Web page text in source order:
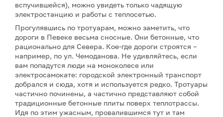
вспучившейся), можно увидеть только чадящую
электростанцию и работы с теплосетью.
Прогулявшись по тротуарам, можно заметить, что
дороги в Певеке весьма сносные. Они бетонные, что
рационально для Севера. Кое-где дороги строятся –
например, по ул. Чемоданова. Не удивляйтесь, если
вам попадутся люди на моноколесе или
электросамокате: городской электронный транспорт
добрался и сюда, хотя и используется редко. Тротуары
частично починены, а частично представляют собой
традиционные бетонные плиты поверх теплотрассы.
Идя по этим ужасным, провалившимся тут и там